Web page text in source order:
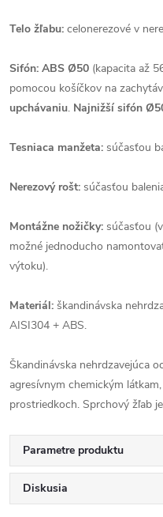
Telo žľabu: celonerezové v
Sifón: ABS Ø50 (kapacita až
pomocou košíčkov na
upchávaniu. Najnižší sifón
Tesniaca manžeta: súčasťou
Nerezový rošt: súčasťou
Montážne nožičky: súčasťou
možné jednoducho
výtoku).
Materiál: škandinávska
AISI304 + ABS.
Škandinávska nehrdzavejúca
agresívnym chemickým
prostriedkoch. Sprchový žľab
Parametre produktu
Diskusia